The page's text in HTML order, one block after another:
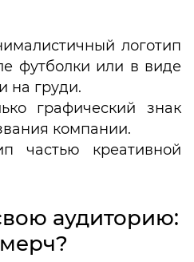
логотип
футболки или в виде
на груди.
графический знак
компании.
частью креативной
аудиторию: